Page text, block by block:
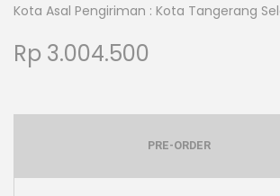
Kota Asal Pengiriman : Kota Tangerang
Rp 3.004.500
PRE-ORDER